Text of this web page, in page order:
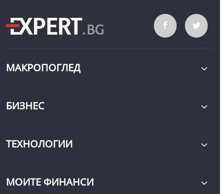
МАКРОПОГЛЕД
БИЗНЕС
ТЕХНОЛОГИИ
МОИТЕ ФИНАНСИ